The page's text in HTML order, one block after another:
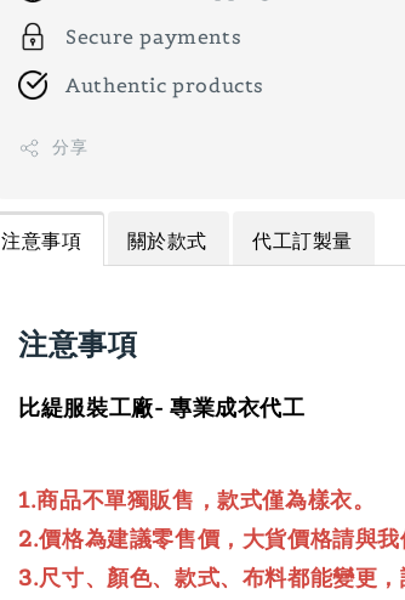
Secure payments
Authentic products
分享
注意事項 關於款式 代工訂製量
注意事項
比緹服裝工廠- 專業成衣代工
1.商品不單獨販售，款式僅為樣衣。
2.價格為建議零售價，大貨價格請與
3.尺寸、顏色、款式、布料都能變更